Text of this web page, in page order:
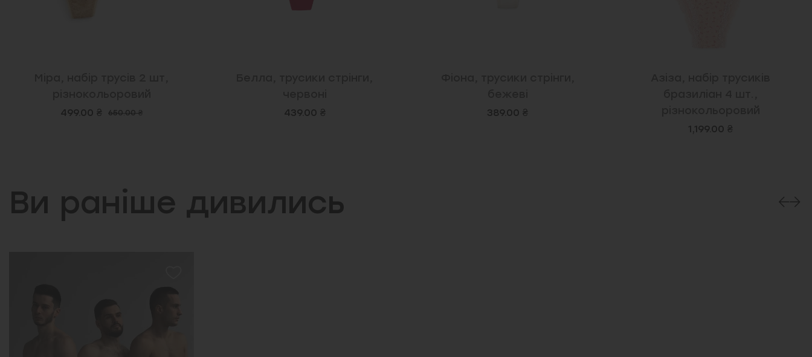
499.00 ₴ 650.00 ₴ 439.00 ₴ 389.00 ₴
1,199.00 ₴
Ви раніше дивились